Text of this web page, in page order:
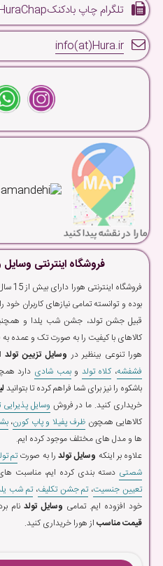
تلگرام چاپ بادکنکHuraChap@
info(at)Hura.ir
فروشگاه اینترنتی
فروشگاه اینترنتی هورا دارای بیش از 15 سال سابقه در زمینه
بوده و توانسته تمامی نیازهای کاربران
قبیل جشن تولد، جشن شب یلدا و
کالاهای با کیفیت را به صورت تک و عمده
هورا تنوعی بینظیر در وسایل تزیین تولد
فشفشه،کلاه تولد وبمب شادی دارد
باشکوه را نیز برای شما فراهم کرده تا بتوانید
خریداری کنید. ما در فروش وسایل پذیرایی
کالاهایی همچون ظرف پفیلا و پاپ کورن،
ها و مدل های مختلف موجود کرده ایم.
علاوه بر اینکه وسایل تولدرا به صورتتم
شصتی دسته بندی کرده ایم، مناسبت
تعیین جنسیت،تم جشن تکلیف،تم شب
خود افزوده ایم. تمامی وسایل تولد نام
قیمت مناسب از هورا خریداری کنید.